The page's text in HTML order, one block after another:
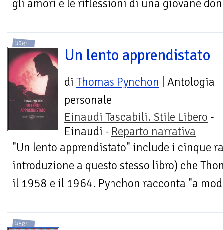
gli amori e le riflessioni di una giovane
LIBRI
Un lento apprendistato
di Thomas Pynchon | Antologia
personale
Einaudi Tascabili. Stile Libero -
Einaudi - Reparto narrativa
"Un lento apprendistato" include i cinque
introduzione a questo stesso libro) che
il 1958 e il 1964. Pynchon racconta "a
LIBRI